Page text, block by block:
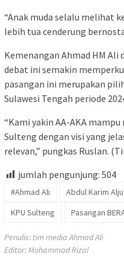
“Anak muda selalu melihat
lebih tua cenderung
Kemenangan Ahmad HM Ali
debat ini semakin
pasangan ini merupakan
Sulawesi Tengah periode
“Kami yakin AA-AKA
Sulteng dengan visi yang
relevan,” pungkas Ruslan.
jumlah pengunjung: 504
#Ahmad Ali Abdul Karim
KPU Sulteng
Pasangan
Penulis: tim media Ahmad Ali
Editor: Mohammad Rizal